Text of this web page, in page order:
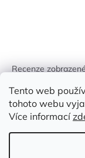
Tento web
tohoto webu
Více informací
Recenze
identifikován.